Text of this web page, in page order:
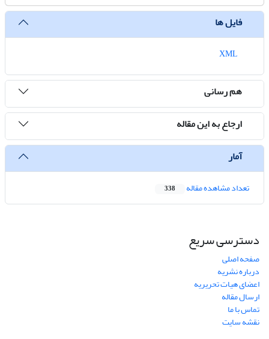
فایل ها
هم رسانی
ارجاع به این مقاله
آمار
تعداد مشاهده مقاله 338
دسترسی سریع
صفحه اصلی
درباره نشریه
اعضای هیات تحریریه
ارسال مقاله
تماس با ما
نقشه سایت